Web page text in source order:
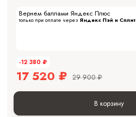
Вернем баллами Яндекс Плюс
только при оплате через Яндекс Пэй и Сплит
-12 380 ₽
17 520 ₽ 29 900 ₽
В корзину